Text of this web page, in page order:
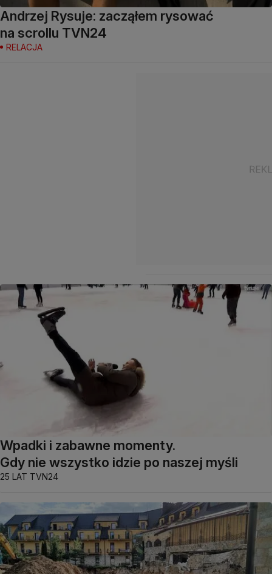
Andrzej Rysuje: zacząłem rysować
na scrollu TVN24
RELACJA
Wpadki i zabawne momenty.
Gdy nie wszystko idzie po naszej myśli
25 LAT TVN24